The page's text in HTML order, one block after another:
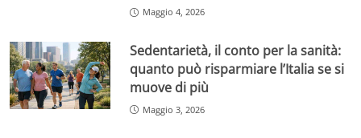
Maggio 4, 2026
Sedentarietà, il conto per la sanità:
quanto può risparmiare l’Italia se si
muove di più
Maggio 3, 2026